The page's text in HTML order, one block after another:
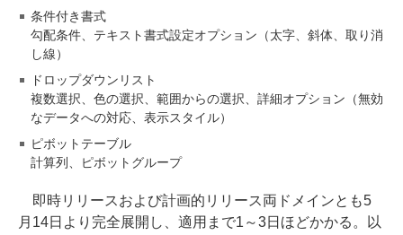
条件付き書式
勾配条件、テキスト書式設定オプション（太字、斜体、取り消
し線）
ドロップダウンリスト
複数選択、色の選択、範囲からの選択、詳細オプション（無効
なデータへの対応、表示スタイル）
ピボットテーブル
計算列、ピボットグループ
即時リリースおよび計画的リリース両ドメインとも5
月14日より完全展開し、適用まで1～3日ほどかかる。以